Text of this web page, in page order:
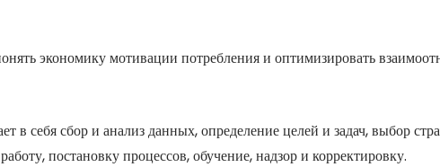
экономику мотивации потребления и оптимизировать
в себя сбор и анализ данных, определение целей и задач, выбор
постановку процессов, обучение, надзор и корректировку.